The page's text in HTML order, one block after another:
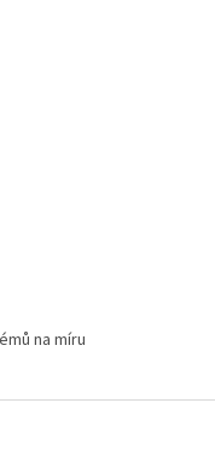
na míru